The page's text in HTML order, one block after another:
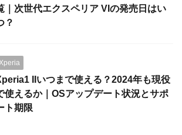
｜次世代エクスペリア VIの発売日はい
？
Xperia
IIいつまで使える？2024年も現役
使えるか｜OSアップデート状況とサポ
ト期限